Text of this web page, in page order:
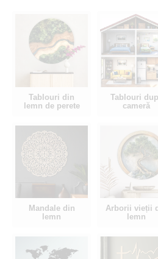
Tablouri din
lemn de perete
Tablouri
cameră
Mandale din
lemn
Arborii vieții
lemn